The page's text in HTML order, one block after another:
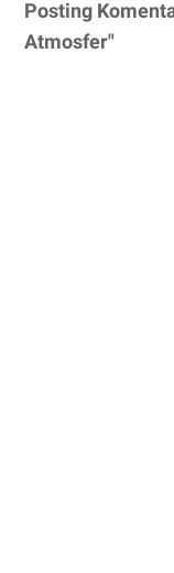
Posting
Atmosfer"